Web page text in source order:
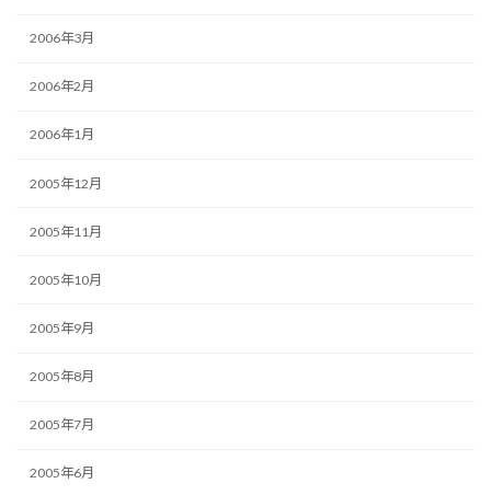
2006年3月
2006年2月
2006年1月
2005年12月
2005年11月
2005年10月
2005年9月
2005年8月
2005年7月
2005年6月